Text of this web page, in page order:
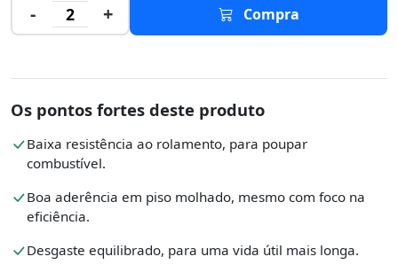
- 2 + Compra
Os pontos fortes deste produto
Baixa resistência ao rolamento, para poupar
combustível.
Boa aderência em piso molhado, mesmo com foco na
eficiência.
Desgaste equilibrado, para uma vida útil mais longa.